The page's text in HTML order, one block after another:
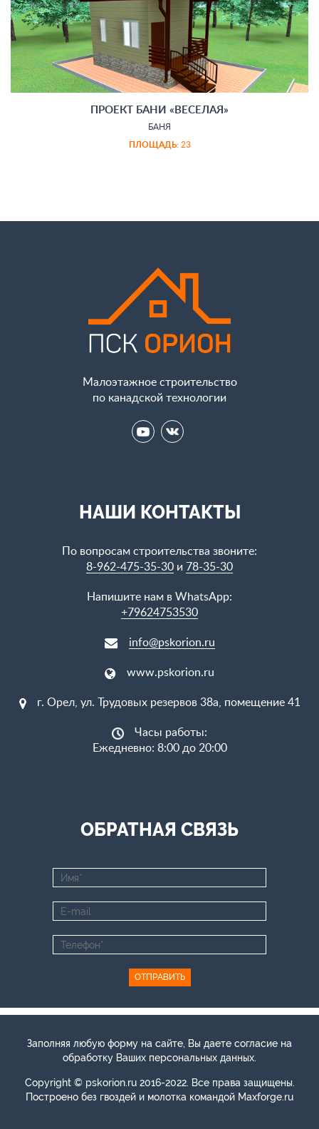
ПРОЕКТ БАНИ «ВЕСЕЛАЯ»
БАНЯ
ПЛОЩАДЬ: 23
Малоэтажное строительство
по канадской технологии
НАШИ КОНТАКТЫ
По вопросам строительства звоните:
8-962-475-35-30 и 78-35-30
Напишите нам в WhatsApp:
+79624753530
info@pskorion.ru
www.pskorion.ru
г. Орел, ул. Трудовых резервов 38а, помещение 41
Часы работы:
Ежедневно: 8:00 до 20:00
ОБРАТНАЯ СВЯЗЬ
ОТПРАВИТЬ
Заполняя любую форму на сайте, Вы даете согласие на
обработку Ваших персональных данных.
Copyright © pskorion.ru 2016-2022. Все права защищены.
Построено без гвоздей и молотка командой Maxforge.ru